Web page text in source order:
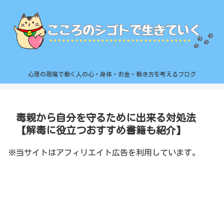
心理の現場で働く人の心・身体・お金・働き方を考えるブログ
毒親から自分を守るために出来る対処法
【解毒に役立つおすすめ書籍も紹介】
※当サイトはアフィリエイト広告を利用しています。